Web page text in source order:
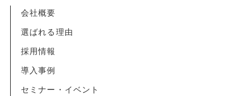
会社概要
選ばれる理由
採用情報
導入事例
セミナー・イベント